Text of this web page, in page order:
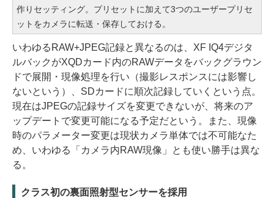
作りセッティング。プリセットに加えて3つのユーザープリセ
ットをカメラに転送・保存しておける。
いわゆるRAW+JPEG記録と異なるのは、XF IQ4デジタ
ルバックがXQDカード内のRAWデータをバックグラウン
ドで展開・現像処理を行い（撮影レスポンスには影響し
ないという）、SDカードに順次記録していくという点。
現在はJPEGの記録サイズを変更できないが、将来のア
ップデートで変更可能になる予定だという。また、現像
時のパラメーター変更は現状カメラ単体では不可能なた
め、いわゆる「カメラ内RAW現像」とも使い勝手は異な
る。
クラス初の裏面照射型センサーを採用